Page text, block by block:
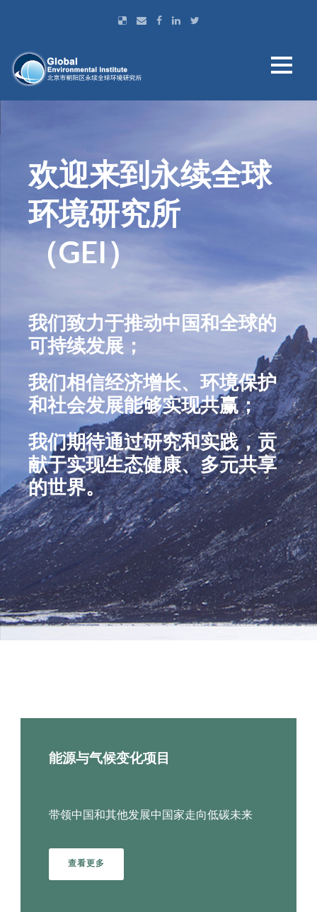
欢迎来到永续全球
环境研究所
（GEI）
我们致力于推动中国和全球的
可持续发展；
我们相信经济增长、环境保护
和社会发展能够实现共赢；
我们期待通过研究和实践，贡
献于实现生态健康、多元共享
的世界。
能源与气候变化项目
带领中国和其他发展中国家走向低碳未来
查看更多